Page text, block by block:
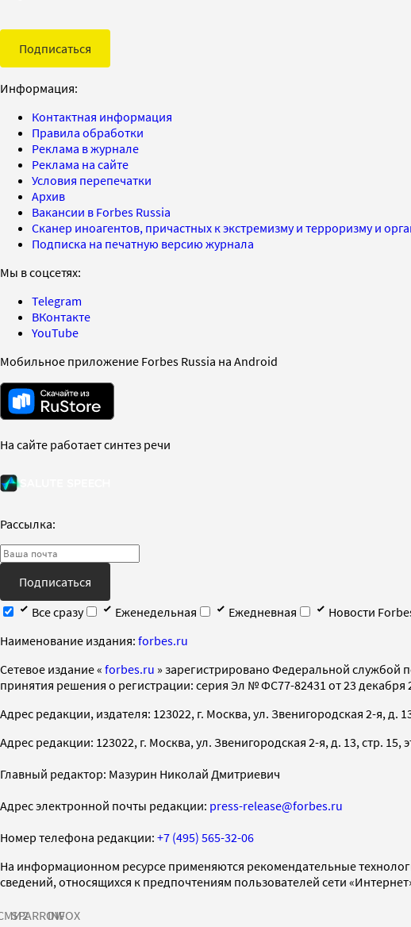
Подписаться
Информация:
Контактная информация
Правила обработки
Реклама в журнале
Реклама на сайте
Условия перепечатки
Архив
Вакансии в Forbes Russia
Сканер иноагентов, причастных к экстремизму и терроризму и
Подписка на печатную версию журнала
Мы в соцсетях:
Telegram
ВКонтакте
YouTube
Мобильное приложение Forbes Russia на Android
На сайте работает синтез речи
Рассылка:
Подписаться
Все сразу
Еженедельная Ежедневная
Новости
Наименование издания: forbes.ru
Cетевое издание « forbes.ru » зарегистрировано Федеральной службой
принятия решения о регистрации: серия Эл № ФС77-82431 от 23 декабря
Адрес редакции, издателя: 123022, г. Москва, ул. Звенигородская 2-я, д.
Адрес редакции: 123022, г. Москва, ул. Звенигородская 2-я, д. 13, стр. 15,
Главный редактор: Мазурин Николай Дмитриевич
Адрес электронной почты редакции: press-release@forbes.ru
Номер телефона редакции: +7 (495) 565-32-06
На информационном ресурсе применяются рекомендательные
сведений, относящихся к предпочтениям пользователей сети
SPARROWINFOX